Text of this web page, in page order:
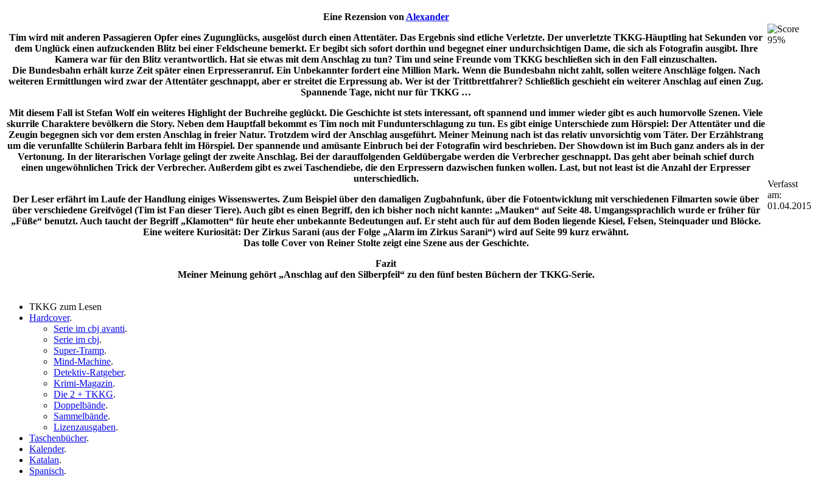
Eine Rezension von Alexander
Tim wird mit anderen Passagieren Opfer eines Zugunglücks, ausgelöst durch einen Attentäter. Das Ergebnis sind etliche Verletzte. Der unverletzte TKKG-Häuptling hat Sekunden vor
dem Unglück einen aufzuckenden Blitz bei einer Feldscheune bemerkt. Er begibt sich sofort dorthin und begegnet einer undurchsichtigen Dame, die sich als Fotografin ausgibt. Ihre
Kamera war für den Blitz verantwortlich. Hat sie etwas mit dem Anschlag zu tun? Tim und seine Freunde vom TKKG beschließen sich in den Fall einzuschalten.
Die Bundesbahn erhält kurze Zeit später einen Erpresseranruf. Ein Unbekannter fordert eine Million Mark. Wenn die Bundesbahn nicht zahlt, sollen weitere Anschläge folgen. Nach
weiteren Ermittlungen wird zwar der Attentäter geschnappt, aber er streitet die Erpressung ab. Wer ist der Trittbrettfahrer? Schließlich geschieht ein weiterer Anschlag auf einen Zug.
Spannende Tage, nicht nur für TKKG …
Mit diesem Fall ist Stefan Wolf ein weiteres Highlight der Buchreihe geglückt. Die Geschichte ist stets interessant, oft spannend und immer wieder gibt es auch humorvolle Szenen. Viele
skurrile Charaktere bevölkern die Story. Neben dem Hauptfall bekommt es Tim noch mit Fundunterschlagung zu tun. Es gibt einige Unterschiede zum Hörspiel: Der Attentäter und die
Zeugin begegnen sich vor dem ersten Anschlag in freier Natur. Trotzdem wird der Anschlag ausgeführt. Meiner Meinung nach ist das relativ unvorsichtig vom Täter. Der Erzählstrang
um die verunfallte Schülerin Barbara fehlt im Hörspiel. Der spannende und amüsante Einbruch bei der Fotografin wird beschrieben. Der Showdown ist im Buch ganz anders als in der
Vertonung. In der literarischen Vorlage gelingt der zweite Anschlag. Bei der darauffolgenden Geldübergabe werden die Verbrecher geschnappt. Das geht aber beinah schief durch
einen ungewöhnlichen Trick der Verbrecher. Außerdem gibt es zwei Taschendiebe, die den Erpressern dazwischen funken wollen. Last, but not least ist die Anzahl der Erpresser
unterschiedlich.
Der Leser erfährt im Laufe der Handlung einiges Wissenswertes. Zum Beispiel über den damaligen Zugbahnfunk, über die Fotoentwicklung mit verschiedenen Filmarten sowie über
über verschiedene Greifvögel (Tim ist Fan dieser Tiere). Auch gibt es einen Begriff, den ich bisher noch nicht kannte: „Mauken“ auf Seite 48. Umgangssprachlich wurde er früher für
„Füße“ benutzt. Auch taucht der Begriff „Klamotten“ für heute eher unbekannte Bedeutungen auf. Er steht auch für auf dem Boden liegende Kiesel, Felsen, Steinquader und Blöcke.
Eine weitere Kuriosität: Der Zirkus Sarani (aus der Folge „Alarm im Zirkus Sarani“) wird auf Seite 99 kurz erwähnt.
Das tolle Cover von Reiner Stolte zeigt eine Szene aus der Geschichte.
Fazit
Meiner Meinung gehört „Anschlag auf den Silberpfeil“ zu den fünf besten Büchern der TKKG-Serie.
95%
Verfasst
am:
01.04.2015
TKKG zum Lesen
Hardcover.
Serie im cbj avanti.
Serie im cbj.
Super-Tramp.
Mind-Machine.
Detektiv-Ratgeber.
Krimi-Magazin.
Die 2 + TKKG.
Doppelbände.
Sammelbände.
Lizenzausgaben.
Taschenbücher.
Kalender.
Katalan.
Spanisch.